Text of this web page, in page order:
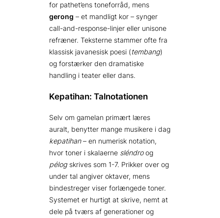
for pathet’ens toneforråd, mens
gerong – et mandligt kor – synger
call-and-response-linjer eller unisone
refræner. Teksterne stammer ofte fra
klassisk javanesisk poesi (tembang)
og forstærker den dramatiske
handling i teater eller dans.
Kepatihan: Talnotationen
Selv om gamelan primært læres
auralt, benytter mange musikere i dag
kepatihan– en numerisk notation,
hvor toner i skalaerne sléndroog
pélogskrives som 1-7. Prikker over og
under tal angiver oktaver, mens
bindestreger viser forlængede toner.
Systemet er hurtigt at skrive, nemt at
dele på tværs af generationer og